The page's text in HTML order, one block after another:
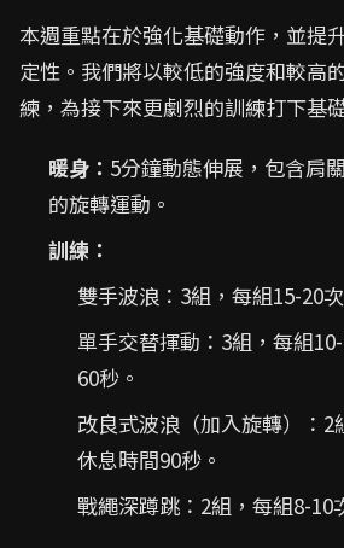
本週重點在於強化基礎動作，並提
定性。我們將以較低的強度和較高
練，為接下來更劇烈的訓練打下基
暖身： 5分鐘動態伸展，包含肩
的旋轉運動。
訓練：
雙手波浪：3組，每組15-20
單手交替揮動：3組，每組
60秒。
改良式波浪（加入旋轉）：2
休息時間90秒。
戰繩深蹲跳：2組，每組8-10